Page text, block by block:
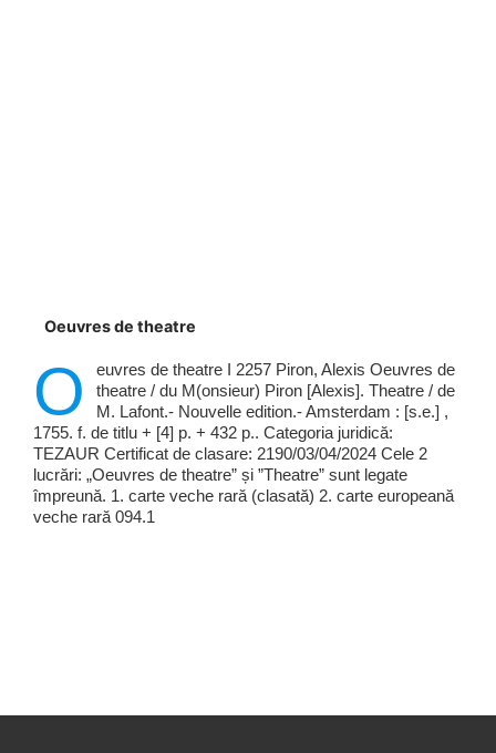
Oeuvres de theatre
O
euvres de theatre I 2257 Piron, Alexis Oeuvres de
theatre / du M(onsieur) Piron [Alexis]. Theatre / de
M. Lafont.- Nouvelle edition.- Amsterdam : [s.e.] ,
1755. f. de titlu + [4] p. + 432 p.. Categoria juridică:
TEZAUR Certificat de clasare: 2190/03/04/2024 Cele 2
lucrări: „Oeuvres de theatre” și ”Theatre” sunt legate
împreună. 1. carte veche rară (clasată) 2. carte europeană
veche rară 094.1